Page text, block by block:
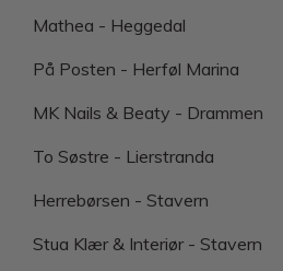
Mathea - Heggedal
På Posten - Herføl Marina
MK Nails & Beaty - Drammen
To Søstre - Lierstranda
Herrebørsen - Stavern
Stua Klær & Interiør - Stavern